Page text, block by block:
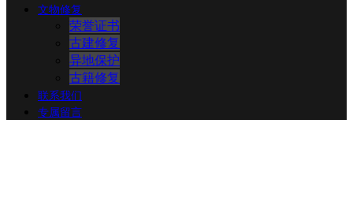
文物修复
荣誉证书
古建修复
异地保护
古籍修复
联系我们
专属留言